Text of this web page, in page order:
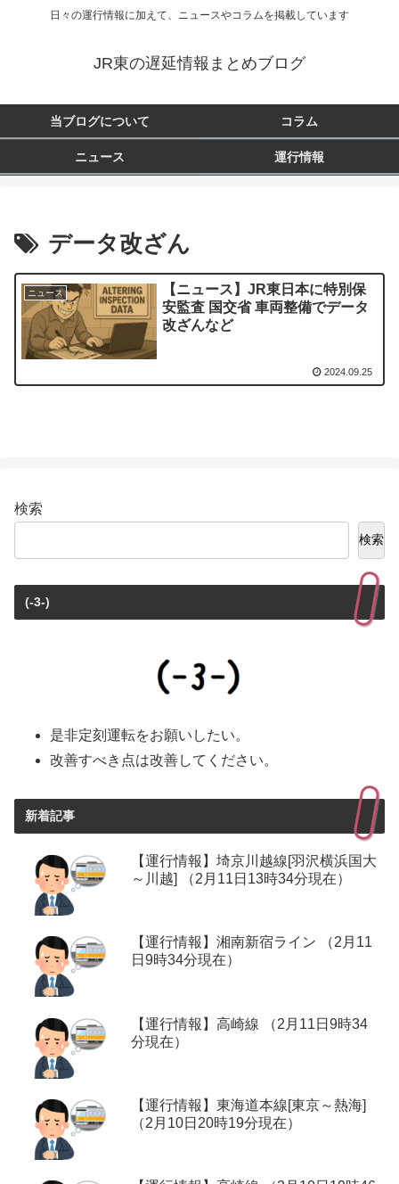
日々の運行情報に加えて、ニュースやコラムを掲載しています
JR東の遅延情報まとめブログ
当ブログについて コラム
ニュース 運行情報
データ改ざん
ニュース
【ニュース】JR東日本に特別保
安監査 国交省 車両整備でデータ
改ざんなど
2024.09.25
検索
検索
(-3-)
是非定刻運転をお願いしたい。
改善すべき点は改善してください。
新着記事
【運行情報】埼京川越線[羽沢横浜国大
～川越] （2月11日13時34分現在）
【運行情報】湘南新宿ライン （2月11
日9時34分現在）
【運行情報】高崎線 （2月11日9時34
分現在）
【運行情報】東海道本線[東京～熱海]
（2月10日20時19分現在）